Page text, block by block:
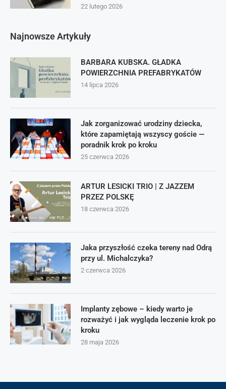
22 lutego 2026
Najnowsze Artykuły
BARBARA KUBSKA. GŁADKA
POWIERZCHNIA PREFABRYKATÓW
14 lipca 2026
Jak zorganizować urodziny dziecka,
które zapamiętają wszyscy goście —
poradnik krok po kroku
25 czerwca 2026
ARTUR LESICKI TRIO | Z JAZZEM
PRZEZ POLSKĘ
18 czerwca 2026
Jaka przyszłość czeka tereny nad Odrą
przy ul. Michalczyka?
2 czerwca 2026
Implanty zębowe – kiedy warto je
rozważyć i jak wygląda leczenie krok po
kroku
28 maja 2026